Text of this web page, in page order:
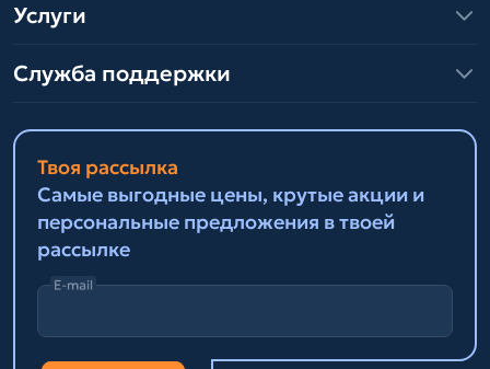
Услуги
Служба поддержки
Твоя рассылка
Самые выгодные цены, крутые акции и
персональные предложения в твоей
рассылке
E-mail